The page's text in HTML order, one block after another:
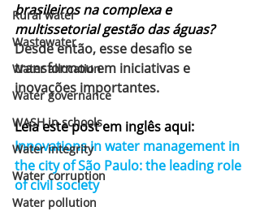
Rural water
Wastewater
Water allocation
Water governance
WASH in schools
Water integrity
Water corruption
Water pollution
brasileiros na complexa e
multissetorial gestão das águas?
Desde então, esse desafio se
transformou em iniciativas e
inovações importantes.
Leia este post em inglês aqui:
Innovations in water management in
the city of São Paulo: the leading role
of civil society